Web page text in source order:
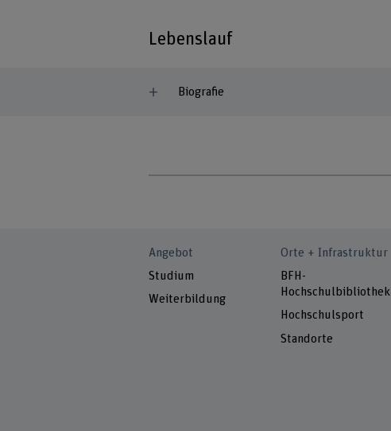
Lebenslauf
Biografie
Angebot
Studium
Weiterbildung
Orte + Infrastruktur
BFH-
Hochschulbibliothek
Hochschulsport
Standorte